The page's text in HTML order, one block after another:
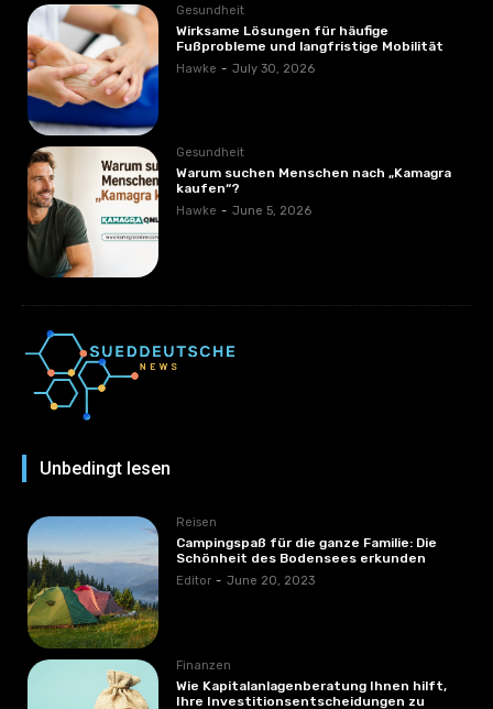
Gesundheit
Wirksame Lösungen für häufige
Fußprobleme und langfristige Mobilität
Hawke - July 30, 2026
Gesundheit
Warum suchen Menschen nach „Kamagra
kaufen“?
Hawke - June 5, 2026
Unbedingt lesen
Reisen
Campingspaß für die ganze Familie: Die
Schönheit des Bodensees erkunden
Editor - June 20, 2023
Finanzen
Wie Kapitalanlagenberatung Ihnen hilft,
Ihre Investitionsentscheidungen zu